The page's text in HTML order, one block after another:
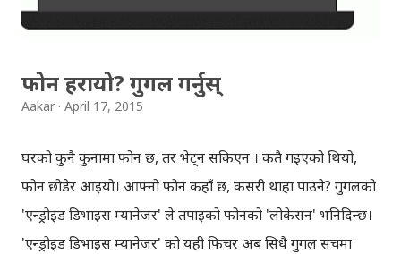
सेक्युरिटि चेकअप गर्नेहरुले पनि, अहिले चेक...
फोन हरायो? गुगल गर्नुस्
Aakar April 17, 2015
घरको कुनै कुनामा फोन छ, तर भेट्न सकिएन । कतै गइएको थियो,
फोन छोडेर आइयो। आफ्नो फोन कहाँ छ, कसरी थाहा पाउने? गुगलको
'एन्ड्रोइड डिभाइस म्यानेजर' ले तपाईको फोनको 'लोकेसन' भनिदिन्छ।
'एन्ड्रोइड डिभाइस म्यानेजर' को यही फिचर अब सिधै गुगल सर्चमा